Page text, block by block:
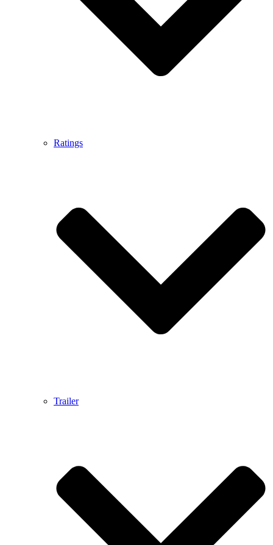
Ratings
Trailer